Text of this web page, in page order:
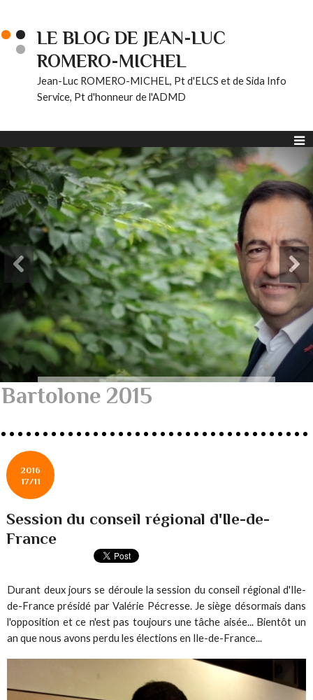
LE BLOG DE JEAN-LUC
ROMERO-MICHEL
Jean-Luc ROMERO-MICHEL, Pt d'ELCS et de Sida Info
Service, Pt d'honneur de l'ADMD
Bartolone 2015
2016
17/11
Session du conseil régional d'Ile-de-
France
Durant deux jours se déroule la session du conseil régional d'Ile-
de-France présidé par Valérie Pécresse. Je siège désormais dans
l'opposition et ce n'est pas toujours une tâche aisée... Bientôt un
an que nous avons perdu les élections en Ile-de-France...